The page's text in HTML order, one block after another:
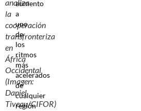
analiza
la
cooperación
transfronteriza
en
África
Occidental
(Imagen:
Daniel
Tiveau/CIFOR)
aumento
a
uno
de
los
ritmos
más
acelerados
de
cualquier
región